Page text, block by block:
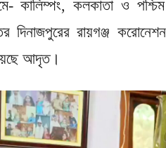
কালিম্পং, কলকাতা ও
দিনাজপুরের রায়গঞ্জ
আদৃত।